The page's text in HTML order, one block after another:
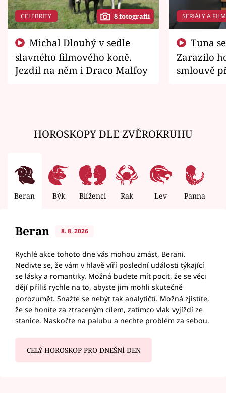
CELEBRITY 8 fotografií
slavného filmového koně.
Jezdil na něm i Draco Malfoy
SERIÁLY A
Zarazilo
smlouvě
HOROSKOPY DLE ZVĚROKRUHU
Beran Býk Blíženci Rak Lev Panna
Beran 8. 8. 2026
Rychlé akce tohoto dne vás mohou zmást, Berani.
Nedivte se, že vám v hlavě víří poslední události týkající
se lásky a romantiky. Možná budete mít pocit, že se věci
dějí příliš rychle na to, abyste jim mohli skutečně
porozumět. Snažte se nebýt tak analytičtí. Možná zjistíte,
že se honíte za ztraceným cílem, zatímco vlak vyjíždí ze
stanice. Naskočte na palubu a nechte problém za sebou.
CELÝ HOROSKOP PRO DNEŠNÍ DEN